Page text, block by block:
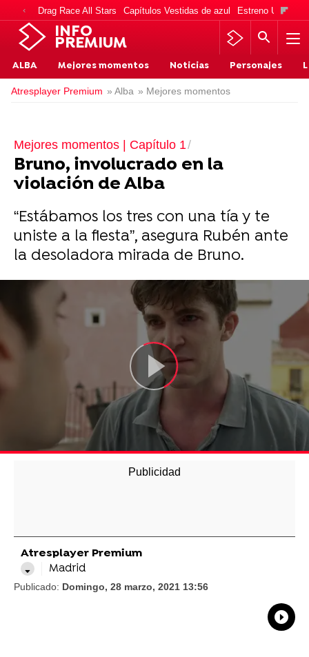
Drag Race All Stars Capítulos Vestidas de azul Estreno Una
INFO
PREMIUM
ALBA Mejores momentos Noticias Personajes
Atresplayer Premium » Alba » Mejores momentos
Mejores momentos | Capítulo 1
Bruno, involucrado en la
violación de Alba
“Estábamos los tres con una tía y te
uniste a la fiesta”, asegura Rubén ante
la desoladora mirada de Bruno.
Atresplayer Premium
Madrid
Publicado: Domingo, 28 marzo, 2021 13:56